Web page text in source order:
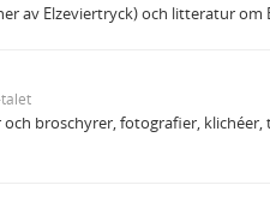
av Elzeviertryck) och litteratur om
broschyrer, fotografier,